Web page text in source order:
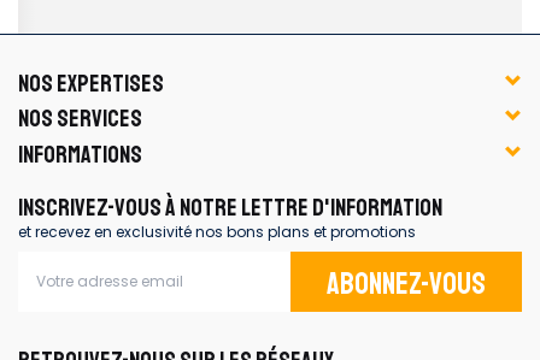
NOS EXPERTISES
NOS SERVICES
INFORMATIONS
INSCRIVEZ-VOUS À NOTRE LETTRE D'INFORMATION
et recevez en exclusivité nos bons plans et promotions
Abonnez-vous